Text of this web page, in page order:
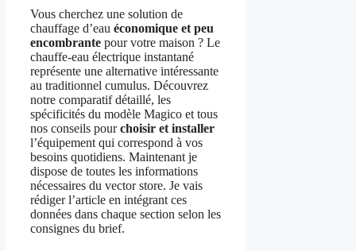
Vous cherchez une solution de
chauffage d’eau économique et peu
encombrante pour votre maison ? Le
chauffe-eau électrique instantané
représente une alternative intéressante
au traditionnel cumulus. Découvrez
notre comparatif détaillé, les
spécificités du modèle Magico et tous
nos conseils pourchoisir et installer
l’équipement qui correspond à vos
besoins quotidiens. Maintenant je
dispose de toutes les informations
nécessaires du vector store. Je vais
rédiger l’article en intégrant ces
données dans chaque section selon les
consignes du brief.